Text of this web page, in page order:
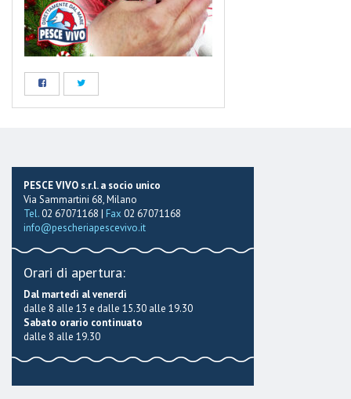
PESCE VIVO s.r.l. a socio unico
Via Sammartini 68, Milano
Tel.02 67071168 | Fax 02 67071168
info@pescheriapescevivo.it
Orari di apertura:
Dal martedì al venerdì
dalle 8 alle 13 e dalle 15.30 alle 19.30
Sabato orario continuato
dalle 8 alle 19.30